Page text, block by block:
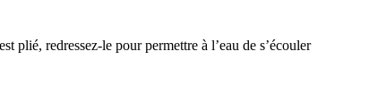
plié, redressez-le pour permettre à l’eau de s’écouler